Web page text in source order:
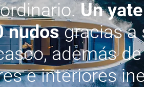
Un
nudos gracias a
además
e interiores